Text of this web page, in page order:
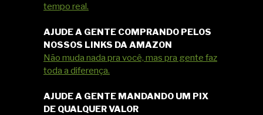
tempo real.
AJUDE A GENTE COMPRANDO PELOS
NOSSOS LINKS DA AMAZON
Não muda nada pra você, mas pra gente faz
toda a diferença.
AJUDE A GENTE MANDANDO UM PIX
DE QUALQUER VALOR